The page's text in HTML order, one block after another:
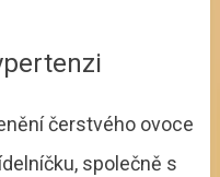
čerstvého ovoce
společně s